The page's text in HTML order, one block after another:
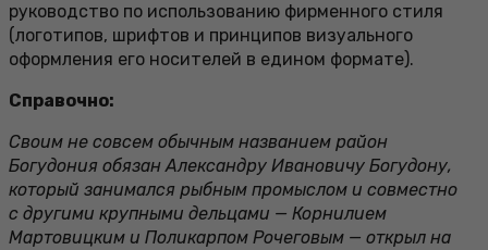
руководство по использованию фирменного стиля
(логотипов, шрифтов и принципов визуального
оформления его носителей в едином формате).
Справочно:
Своим не совсем обычным названием район
Богудония обязан Александру Ивановичу Богудону,
который занимался рыбным промыслом и совместно
с другими крупными дельцами — Корнилием
Мартовицким и Поликарпом Рочеговым — открыл на